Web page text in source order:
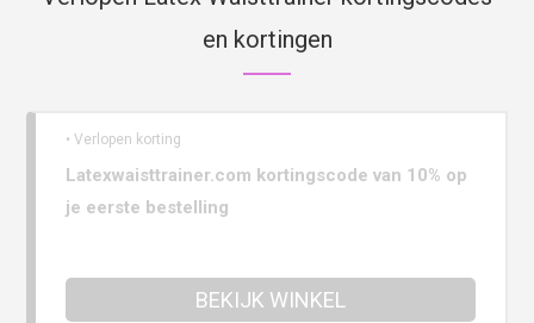
en kortingen
• Verlopen korting
Latexwaisttrainer.com kortingscode van 10% op
je eerste bestelling
BEKIJK WINKEL